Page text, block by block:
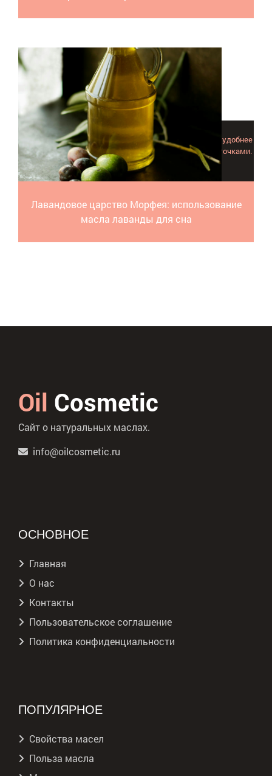
Лавандовое царство Морфея: использование
масла лаванды для сна
Применять эфирное масло лаванды для сна и релакса удобнее
и действеннее, чем набивать подушки сушеными цветочками.
Рассказываем как использовать и зачем.
Oil Cosmetic
Сайт о натуральных маслах.
info@oilcosmetic.ru
ОСНОВНОЕ
Главная
О нас
Контакты
Пользовательское соглашение
Политика конфиденциальности
ПОПУЛЯРНОЕ
Свойства масел
Польза масла